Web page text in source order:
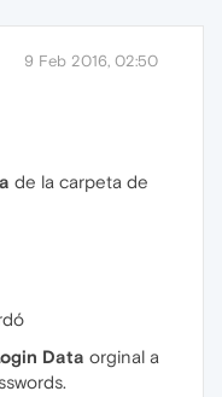
9 Feb 2016, 02:50
de la carpeta de
Data orginal a